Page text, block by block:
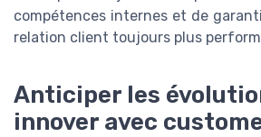
compétences internes et de
relation client toujours plus
Anticiper les
innover avec